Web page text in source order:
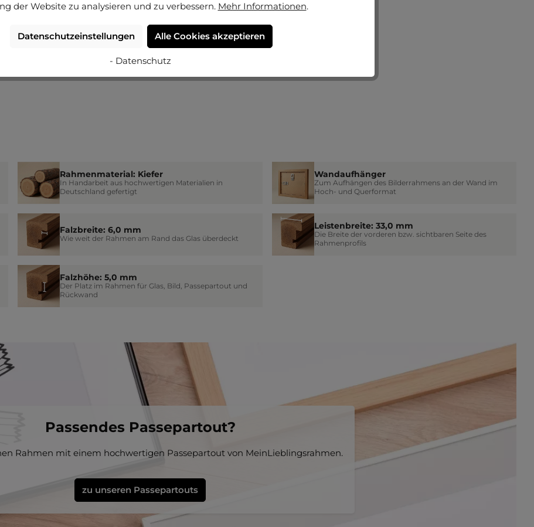
Rahmenmaterial: Kiefer
In Handarbeit aus hochwertigen Materialien in
Deutschland gefertigt
Wandaufhänger
Zum Aufhängen des Bilderrahmens an der Wand im
Hoch- und Querformat
Falzbreite: 6,0 mm
Wie weit der Rahmen am Rand das Glas überdeckt
Leistenbreite: 33,0 mm
Die Breite der vorderen bzw. sichtbaren Seite des
Rahmenprofils
Falzhöhe: 5,0 mm
Der Platz im Rahmen für Glas, Bild, Passepartout und
Rückwand
Passendes Passepartout?
Rahmen mit einem hochwertigen Passepartout von MeinLieblingsrahmen.
zu unseren Passepartouts
der Website zu analysieren und zu verbessern. Mehr Informationen.
Datenschutzeinstellungen Alle Cookies akzeptieren
- Datenschutz